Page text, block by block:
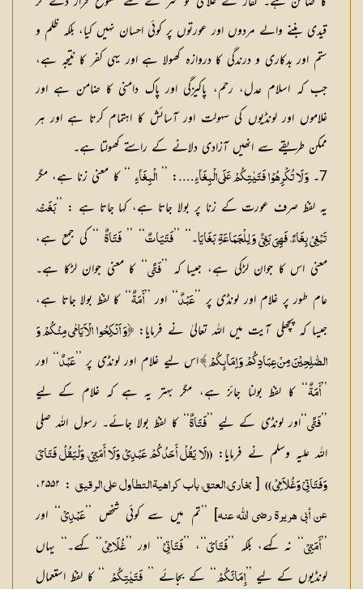
قیدی بننے والے مردوں اور عورتوں پر کوئی احسان نہیں کیا، بلکہ ظلم و
ستم اور بدکاری و درندگی کا دروازہ کھولا ہے اور یہی کفر کا نتیجہ ہے،
جب کہ اسلام عدل، رحم، پاکیزگی اور پاک دامنی کا ضامن ہے اور
غلاموں اور لونڈیوں کی سہولت اور آسائش کا اہتمام کرتا ہے اور ہر
ممکن طریقے سے انھیں آزادی دلانے کے راستے کھولتا ہے۔
7۔
وَ لَا تُكْرِهُوْا فَتَيٰتِكُمْ عَلَى الْبِغَآءِ....: ’’الْبِغَآءِ
‘‘ کا معنی زنا ہے، مگر
یہ لفظ صرف عورت کے زنا پر بولا جاتا ہے، کہا جاتا ہے : ’’بَغَتْ،
تَبْغِيْ بِغَاءً، فَهِيَ بَغِيٌّ وَ لِلْجَمَاعَةِ بَغَايَا۔‘‘ ’’فَتَيَاتٌ ‘‘ ’’فَتَاةٌ
‘‘ کی جمع ہے،
معنی اس کا جوان لڑکی ہے، جیسا کہ ’’
فَتًي‘‘ کا معنی جوان لڑکا ہے۔
عام طور پر غلام اور لونڈی پر ’’عَبْدٌ‘‘ اور ’’أَمَةٌ
‘‘ کا لفظ بولا جاتا ہے،
جیسا کہ پچھلی آیت میں اللہ تعالیٰ نے فرمایا:﴿وَ اَنْكِحُوا الْاَيَامٰى مِنْكُمْ وَ
الصّٰلِحِيْنَ مِنْ عِبَادِكُمْ وَ اِمَآىِٕكُمْ ﴾اس لیے غلام اور لونڈی پر ’’عَبْدٌ
‘‘ اور
’’أَمَةٌ
‘‘ کا لفظ بولنا جائز ہے، مگر بہتر یہ ہے کہ غلام کے لیے
فَتًي‘‘اور لونڈی کے لیے ’’فَتَاةٌ
‘‘ کا لفظ بولا جائے۔ رسول اللہ صلی
اللہ علیہ وسلم نے فرمایا: ((لَا يَقُلْ أَحَدُكُمْ عَبْدِيْ وَلَا أَمَتِيْ، وَلْيَقُلْ فَتَايَ
وَفَتَاتِيْ وَغُلاَمِيْ )) [بخاری، العتق، باب کراھیۃ التطاول علی الرقیق: ۲۵۵۲،
عن أبي ھریرۃ رضی اللّٰہ عنہ] ’’تم میں سے کوئی شخص ’’عَبْدِيْ‘‘ اور
’’أَمَتِيْ‘‘ نہ کہے، بلکہ ’’ فَتَايَ‘‘، ’’فَتَاتِيْ ‘‘ اور ’’غُلَامِيْ
‘‘ کہے۔‘‘ یہاں
لونڈیوں کے لیے ’’إِمَائَكُمْ ‘‘ کے بجائے ’’ فَتَيٰتِكُمْ‘‘ کا لفظ استعمال